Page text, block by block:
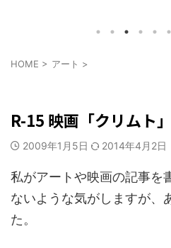
HOME > アート >
R-15 映画「クリムト」
2009年1月5日 2014年4月2日
私がアートや映画の記事を
ないような気がしますが、
た。